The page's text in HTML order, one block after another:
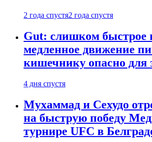
2 года спустя2 года спустя
Gut: слишком быстрое
медленное движение
кишечнику опасно для
4 дня спустя
Мухаммад и Сехудо
на быструю победу
турнире UFC в